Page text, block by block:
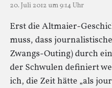
20. Juli 2012 um 9:14 Uhr
Erst die Altmaier-
muss, dass
Zwangs-Outing) durch
der Schwulen definiert
ich, die Zeit hätte „als